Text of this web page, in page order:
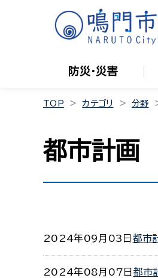
防災・災害
TOP カテゴリ 分野
都市計画
2024年09月03日 都市
2024年08月07日 都市